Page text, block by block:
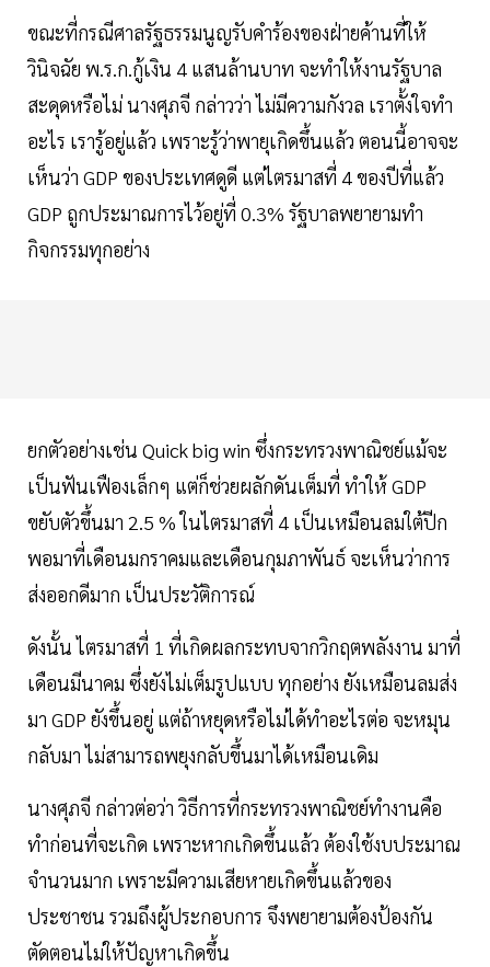
ขณะที่กรณีศาลรัฐธรรมนูญรับคำร้องของฝ่ายค้านที่ให้
วินิจฉัย​ พ.ร.ก.กู้เงิน 4 แสนล้านบาท จะทำให้งานรัฐบาล
สะดุดหรือไม่ นางศุภจี กล่าวว่า ไม่มีความกังวล เราตั้งใจทำ
อะไร เรารู้อยู่แล้ว เพราะรู้ว่าพายุเกิดขึ้นแล้ว ตอนนี้อาจจะ
เห็นว่า GDP ของประเทศดูดี แต่ไตรมาสที่ 4 ของปีที่แล้ว
GDP ถูกประมาณการไว้อยู่ที่ 0.3% รัฐบาลพยายามทำ
กิจกรรมทุกอย่าง
ยกตัวอย่างเช่น Quick big win ซึ่งกระทรวงพาณิชย์แม้จะ
เป็นฟันเฟืองเล็กๆ แต่ก็ช่วยผลักดันเต็มที่ ทำให้ GDP
ขยับตัวขึ้นมา 2.5 % ในไตรมาสที่ 4 เป็นเหมือนลมใต้ปีก
พอมาที่เดือนมกราคมและเดือนกุมภาพันธ์ จะเห็นว่าการ
ส่งออกดีมาก เป็นประวัติการณ์​
ดังนั้น ไตรมาสที่ 1 ที่เกิดผลกระทบจากวิกฤตพลังงาน มาที่
เดือนมีนาคม ซึ่งยังไม่เต็มรูปแบบ ทุกอย่าง ยังเหมือนลมส่ง
มา GDP ยังขึ้นอยู่ แต่ถ้าหยุดหรือไม่ได้ทำอะไรต่อ จะหมุน
กลับมา ไม่สามารถพยุงกลับขึ้นมาได้เหมือนเดิม
นางศุภจี กล่าวต่อว่า วิธีการที่กระทรวงพาณิชย์ทำงานคือ
ทำก่อนที่จะเกิด เพราะหากเกิดขึ้นแล้ว ต้องใช้งบประมาณ
จำนวนมาก เพราะมีความเสียหายเกิดขึ้นแล้วของ
ประชาชน รวมถึงผู้ประกอบการ จึงพยายามต้องป้องกัน
ตัดตอนไม่ให้ปัญหาเกิดขึ้น